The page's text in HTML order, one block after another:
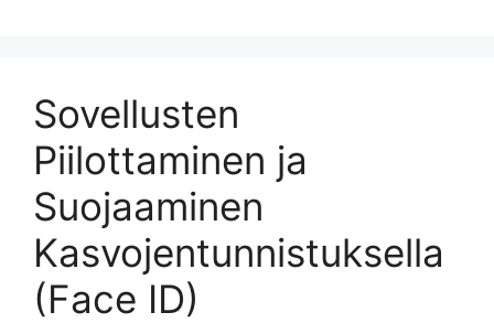
Sovellusten
Piilottaminen ja
Suojaaminen
Kasvojentunnistuksella
(Face ID)